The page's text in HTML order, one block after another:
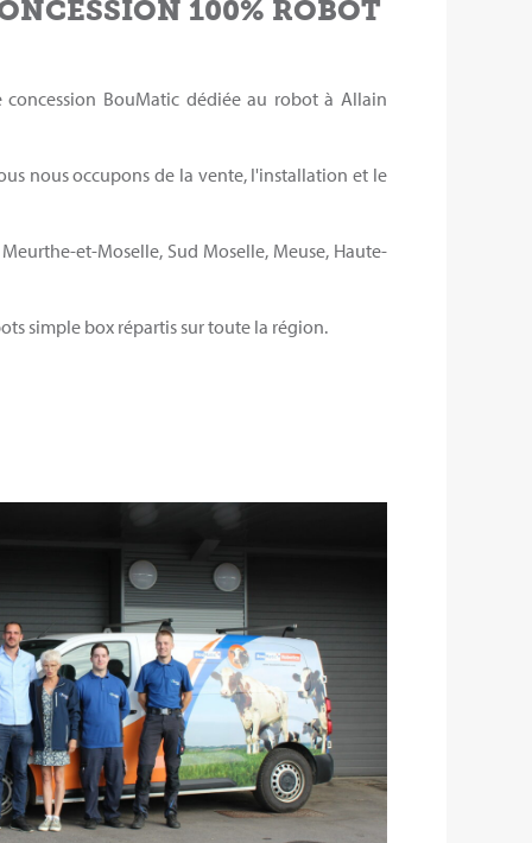
100% ROBOT
BouMatic dédiée au robot à Allain
nous occupons de la vente, l'installation et le
et-Moselle, Sud Moselle, Meuse, Haute-
simple box répartis sur toute la région.